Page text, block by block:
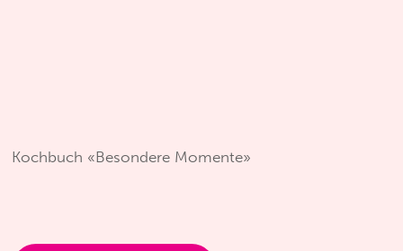
Kochbuch «Besondere Momente»